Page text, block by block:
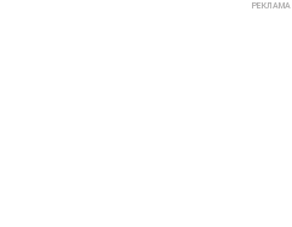
РЕКЛАМА